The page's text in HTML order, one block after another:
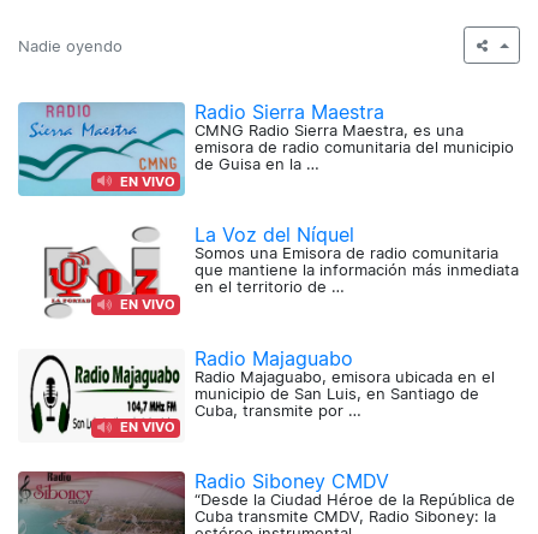
Nadie oyendo
EN VIVO
Radio Sierra Maestra
CMNG Radio Sierra Maestra, es una
emisora de radio comunitaria del municipio
de Guisa en la …
EN VIVO
La Voz del Níquel
Somos una Emisora de radio comunitaria
que mantiene la información más inmediata
en el territorio de …
EN VIVO
Radio Majaguabo
Radio Majaguabo, emisora ubicada en el
municipio de San Luis, en Santiago de
Cuba, transmite por …
Radio Siboney CMDV
“Desde la Ciudad Héroe de la República de
Cuba transmite CMDV, Radio Siboney: la